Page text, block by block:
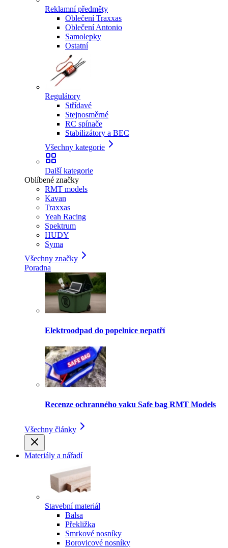
Reklamní předměty
Oblečení Traxxas
Oblečení Antonio
Samolepky
Ostatní
Regulátory
Střídavé
Stejnosměrné
RC spínače
Stabilizátory a BEC
Všechny kategorie
Další kategorie
Oblíbené značky
RMT models
Kavan
Traxxas
Yeah Racing
Spektrum
HUDY
Syma
Všechny značky
Poradna
Elektroodpad do popelnice nepatří
Recenze ochranného vaku Safe bag RMT Models
Všechny články
Materiály a nářadí
Stavební materiál
Balsa
Překližka
Smrkové nosníky
Borovicové nosníky